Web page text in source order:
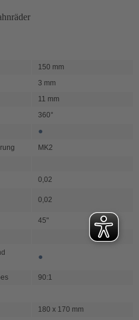
150 mm
3 mm
11 mm
360°
●
MK2
0,02
0,02
45"
●
90:1
180 x 170 mm